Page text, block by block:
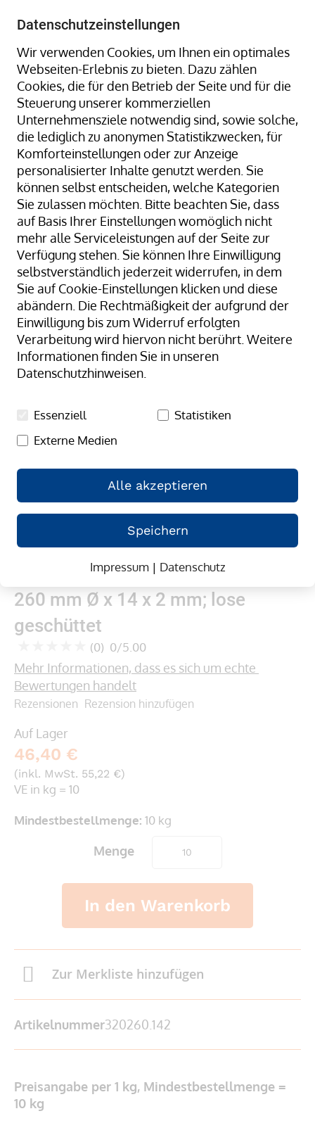
Datenschutzeinstellungen
Wir verwenden Cookies, um Ihnen ein optimales
Webseiten-Erlebnis zu bieten. Dazu zählen
Cookies, die für den Betrieb der Seite und für die
Steuerung unserer kommerziellen
Unternehmensziele notwendig sind, sowie solche,
die lediglich zu anonymen Statistikzwecken, für
Komforteinstellungen oder zur Anzeige
personalisierter Inhalte genutzt werden. Sie
können selbst entscheiden, welche Kategorien
Sie zulassen möchten. Bitte beachten Sie, dass
auf Basis Ihrer Einstellungen womöglich nicht
mehr alle Serviceleistungen auf der Seite zur
Verfügung stehen. Sie können Ihre Einwilligung
selbstverständlich jederzeit widerrufen, in dem
Sie auf Cookie-Einstellungen klicken und diese
abändern. Die Rechtmäßigkeit der aufgrund der
Einwilligung bis zum Widerruf erfolgten
Verarbeitung wird hiervon nicht berührt. Weitere
Informationen finden Sie in unseren
Datenschutzhinweisen.
Essenziell
Statistiken
Externe Medien
Alle akzeptieren
Speichern
Impressum| Datenschutz
Home
Gummiringe + Gummibänder
Gummiringe + Gummibänder Naturkautschuk
Gummibänder, natur/transparent; 260 mm Ø x 14 x 2
mm; lose geschüttet
Zum
Ende
der
Bildergalerie
springen
Anfang
der
Bildergalerie
springen
Gummibänder, natur/transparent;
260 mm Ø x 14 x 2 mm; lose
geschüttet
0
% of100
(0) 0/5.00
Mehr Informationen, dass es sich um echte
Bewertungen handelt
Rezensionen Rezension hinzufügen
Auf Lager
46,40 €
(inkl. MwSt. 55,22 €)
VE in kg = 10
Mindestbestellmenge: 10 kg
Menge
In den Warenkorb
Zur Merkliste hinzufügen
Artikelnummer320260.142
Preisangabe per 1 kg, Mindestbestellmenge =
10 kg